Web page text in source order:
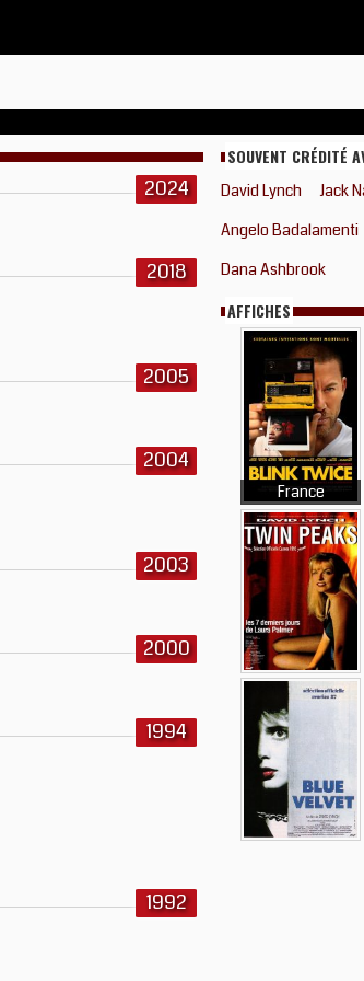
2024
2018
2005
2004
2003
2000
1994
1992
SOUVENT CRÉDITÉ
David Lynch
Jack
Angelo Badalamenti
Dana Ashbrook
AFFICHES
France